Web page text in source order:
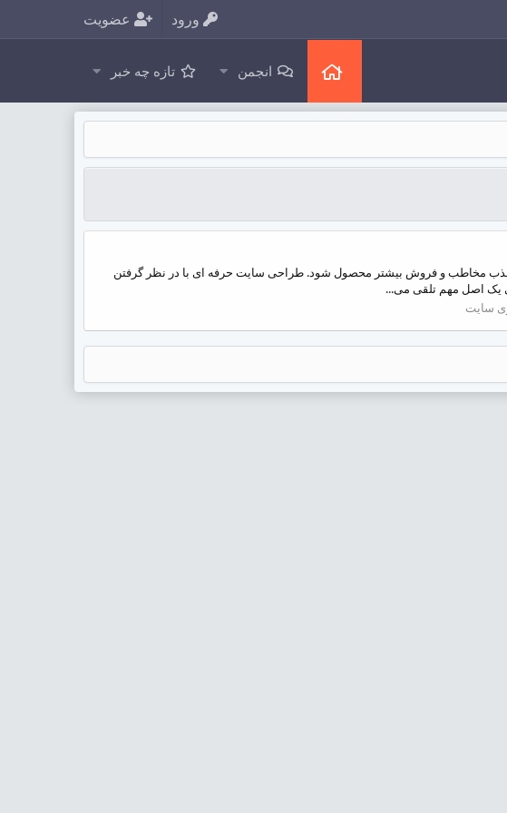
ورود عضویت
انجمن تازه چه خبر
مخاطب و فروش بیشتر محصول شود. طراحی سایت حرفه ای با در نظر گرفتن
یک اصل مهم تلقی می...
سایت